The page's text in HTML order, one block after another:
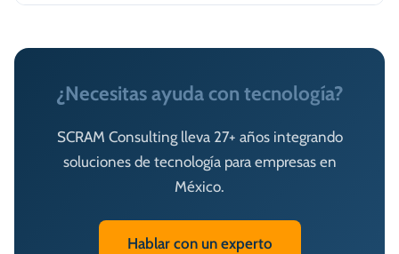
¿Necesitas ayuda con tecnología?
SCRAM Consulting lleva 27+ años integrando
soluciones de tecnología para empresas en
México.
Hablar con un experto